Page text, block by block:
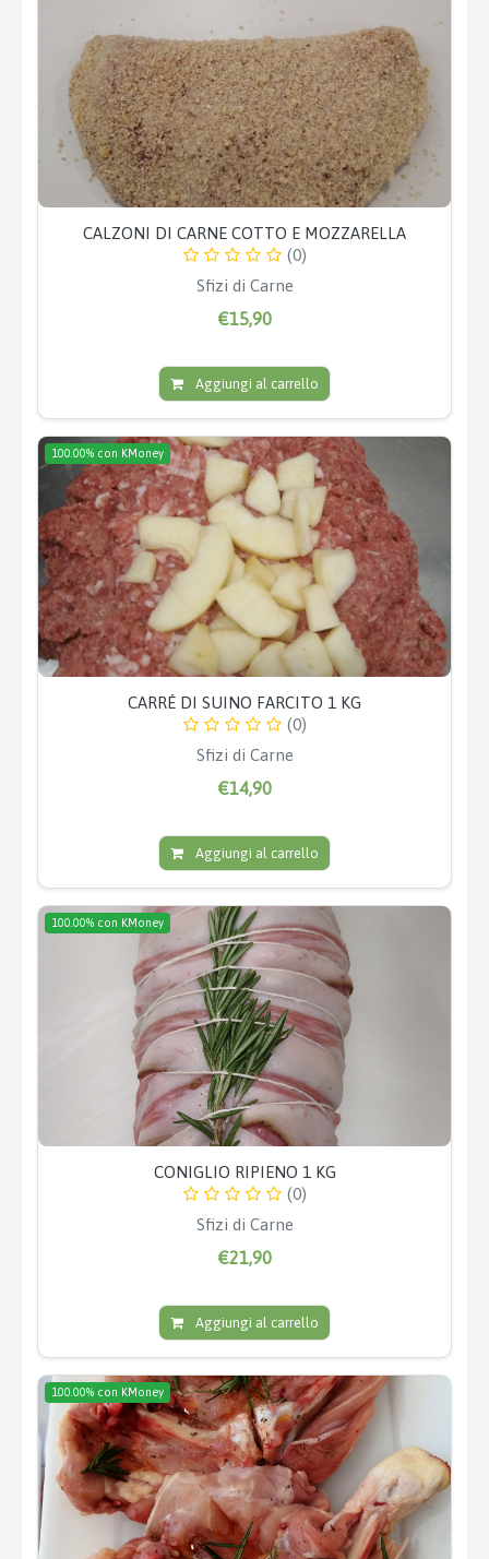
CALZONI DI CARNE COTTO E MOZZARELLA
(0)
Sfizi di Carne
€15,90
Aggiungi al carrello
100.00% con KMoney
CARRÉ DI SUINO FARCITO 1 KG
(0)
Sfizi di Carne
€14,90
Aggiungi al carrello
100.00% con KMoney
CONIGLIO RIPIENO 1 KG
(0)
Sfizi di Carne
€21,90
Aggiungi al carrello
100.00% con KMoney